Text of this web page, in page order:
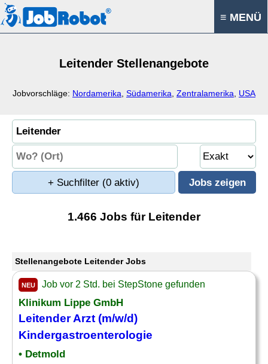
≡ MENÜ
Leitender Stellenangebote
Jobvorschläge: Nordamerika Südamerika Zentralamerika USA
+ Suchfilter (0 aktiv)
1.466 Jobs für Leitender
Stellenangebote Leitender Jobs
NEU Job vor 2 Std. bei StepStone gefunden
Klinikum Lippe GmbH
LeitenderArzt (m/w/d)
Kindergastroenterologie
• Detmold